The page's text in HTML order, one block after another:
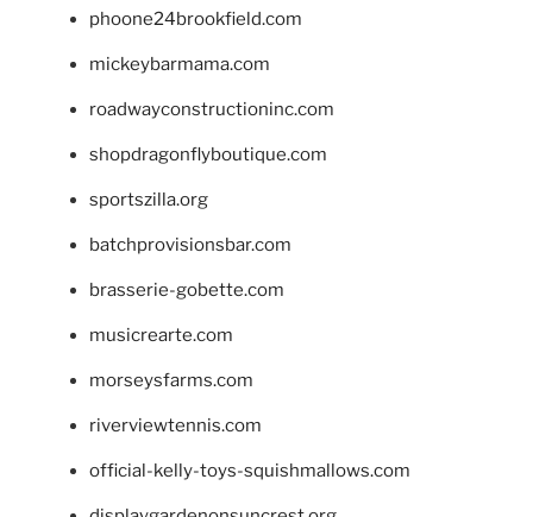
phoone24brookfield.com
mickeybarmama.com
roadwayconstructioninc.com
shopdragonflyboutique.com
sportszilla.org
batchprovisionsbar.com
brasserie-gobette.com
musicrearte.com
morseysfarms.com
riverviewtennis.com
official-kelly-toys-squishmallows.com